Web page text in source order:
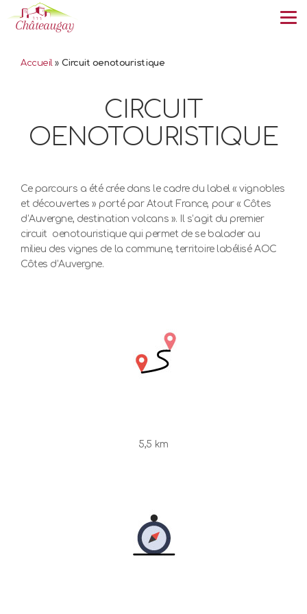
Accueil» Circuit oenotouristique
CIRCUIT
OENOTOURISTIQUE
Ce parcours a été crée dans le cadre du label « vignobles
et découvertes » porté par Atout France, pour « Côtes
d’Auvergne, destination volcans ». Il s’agit du premier
circuit oenotouristique qui permet de se balader au
milieu des vignes de la commune, territoire labélisé AOC
Côtes d’Auvergne.
5,5 km